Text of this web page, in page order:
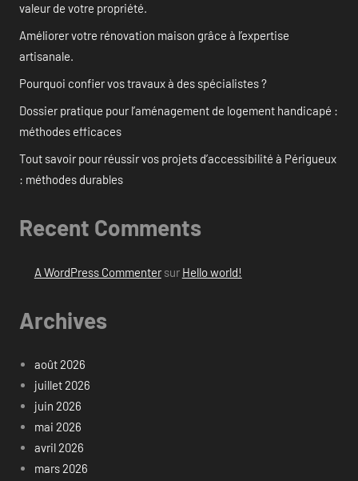
valeur de votre propriété.
Améliorer votre rénovation maison grâce à l’expertise
artisanale.
Pourquoi confier vos travaux à des spécialistes ?
Dossier pratique pour l’aménagement de logement handicapé :
méthodes efficaces
Tout savoir pour réussir vos projets d’accessibilité à Périgueux
: méthodes durables
Recent Comments
A WordPress Commentersur Hello world!
Archives
août 2026
juillet 2026
juin 2026
mai 2026
avril 2026
mars 2026